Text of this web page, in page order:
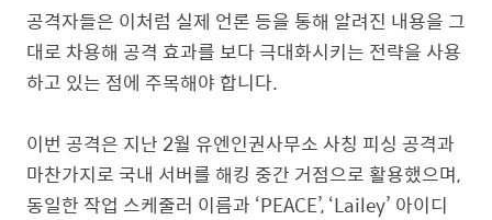
공격자들은 이처럼 실제 언론 등을 통해 알려진 내용을 그
대로 차용해 공격 효과를 보다 극대화시키는 전략을 사용
하고 있는 점에 주목해야 합니다.
이번 공격은 지난 2월 유엔인권사무소 사칭 피싱 공격과
마찬가지로 국내 서버를 해킹 중간 거점으로 활용했으며,
동일한 작업 스케줄러 이름과 ‘PEACE’, ‘Lailey’ 아이디